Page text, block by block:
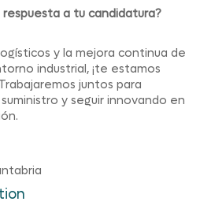
a tu candidatura?
y la mejora continua de
industrial, ¡te estamos
juntos para
y seguir innovando en